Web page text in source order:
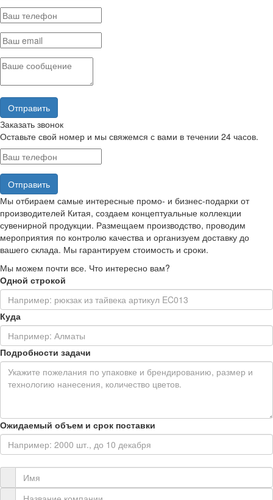
Заказать звонок
Оставьте свой номер и мы свяжемся с вами в течении 24 часов.
Мы отбираем самые интересные промо- и бизнес-подарки от
производителей Китая, создаем концептуальные коллекции
сувенирной продукции. Размещаем производство, проводим
мероприятия по контролю качества и организуем доставку до
вашего склада. Мы гарантируем стоимость и сроки.
Мы можем почти все. Что интересно вам?
Одной строкой
Куда
Подробности задачи
Ожидаемый объем и срок поставки